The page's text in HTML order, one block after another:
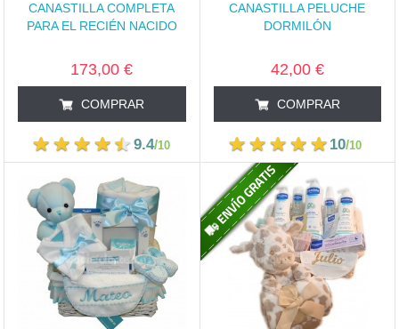
CANASTILLA COMPLETA
PARA EL RECIÉN NACIDO
173,00 €
COMPRAR
9.4/10
CANASTILLA PELUCHE
DORMILÓN
42,00 €
COMPRAR
10/10